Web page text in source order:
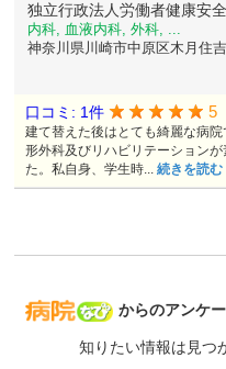
病院なび
からのアンケ
知りたい情報は見つ
独立行政法人労働者健康安
内科, 血液内科, 外科, ...
神奈川県川崎市中原区木月住
口コミ: 1件 5
建て替えた後はとても綺麗な病
形外科及びリハビリテーション
た。私自身、学生時... 続きを読む